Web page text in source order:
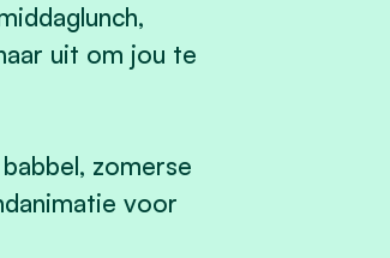
uit om jou te
zomerse
voor